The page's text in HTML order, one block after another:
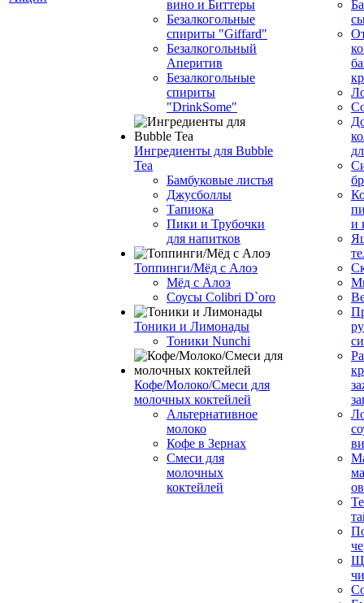
вино и Биттеры
Безалкогольные
спириты "Giffard"
Безалкогольный
Аперитив
Безалкогольные
спириты
"DrinkSome"
Ингредиенты для Bubble
Tea
Бамбуковые листья
Джусболлы
Тапиока
Пики и Трубочки
для напитков
Топпинги/Мёд с Алоэ
Мёд с Алоэ
Соусы Colibri D`oro
Тоники и Лимонады
Тоники Nunchi
Кофе/Молоко/Смеси для
молочных коктейлей
Альтернативное
молоко
Кофе в Зернах
Смеси для
молочных
коктейлей
и